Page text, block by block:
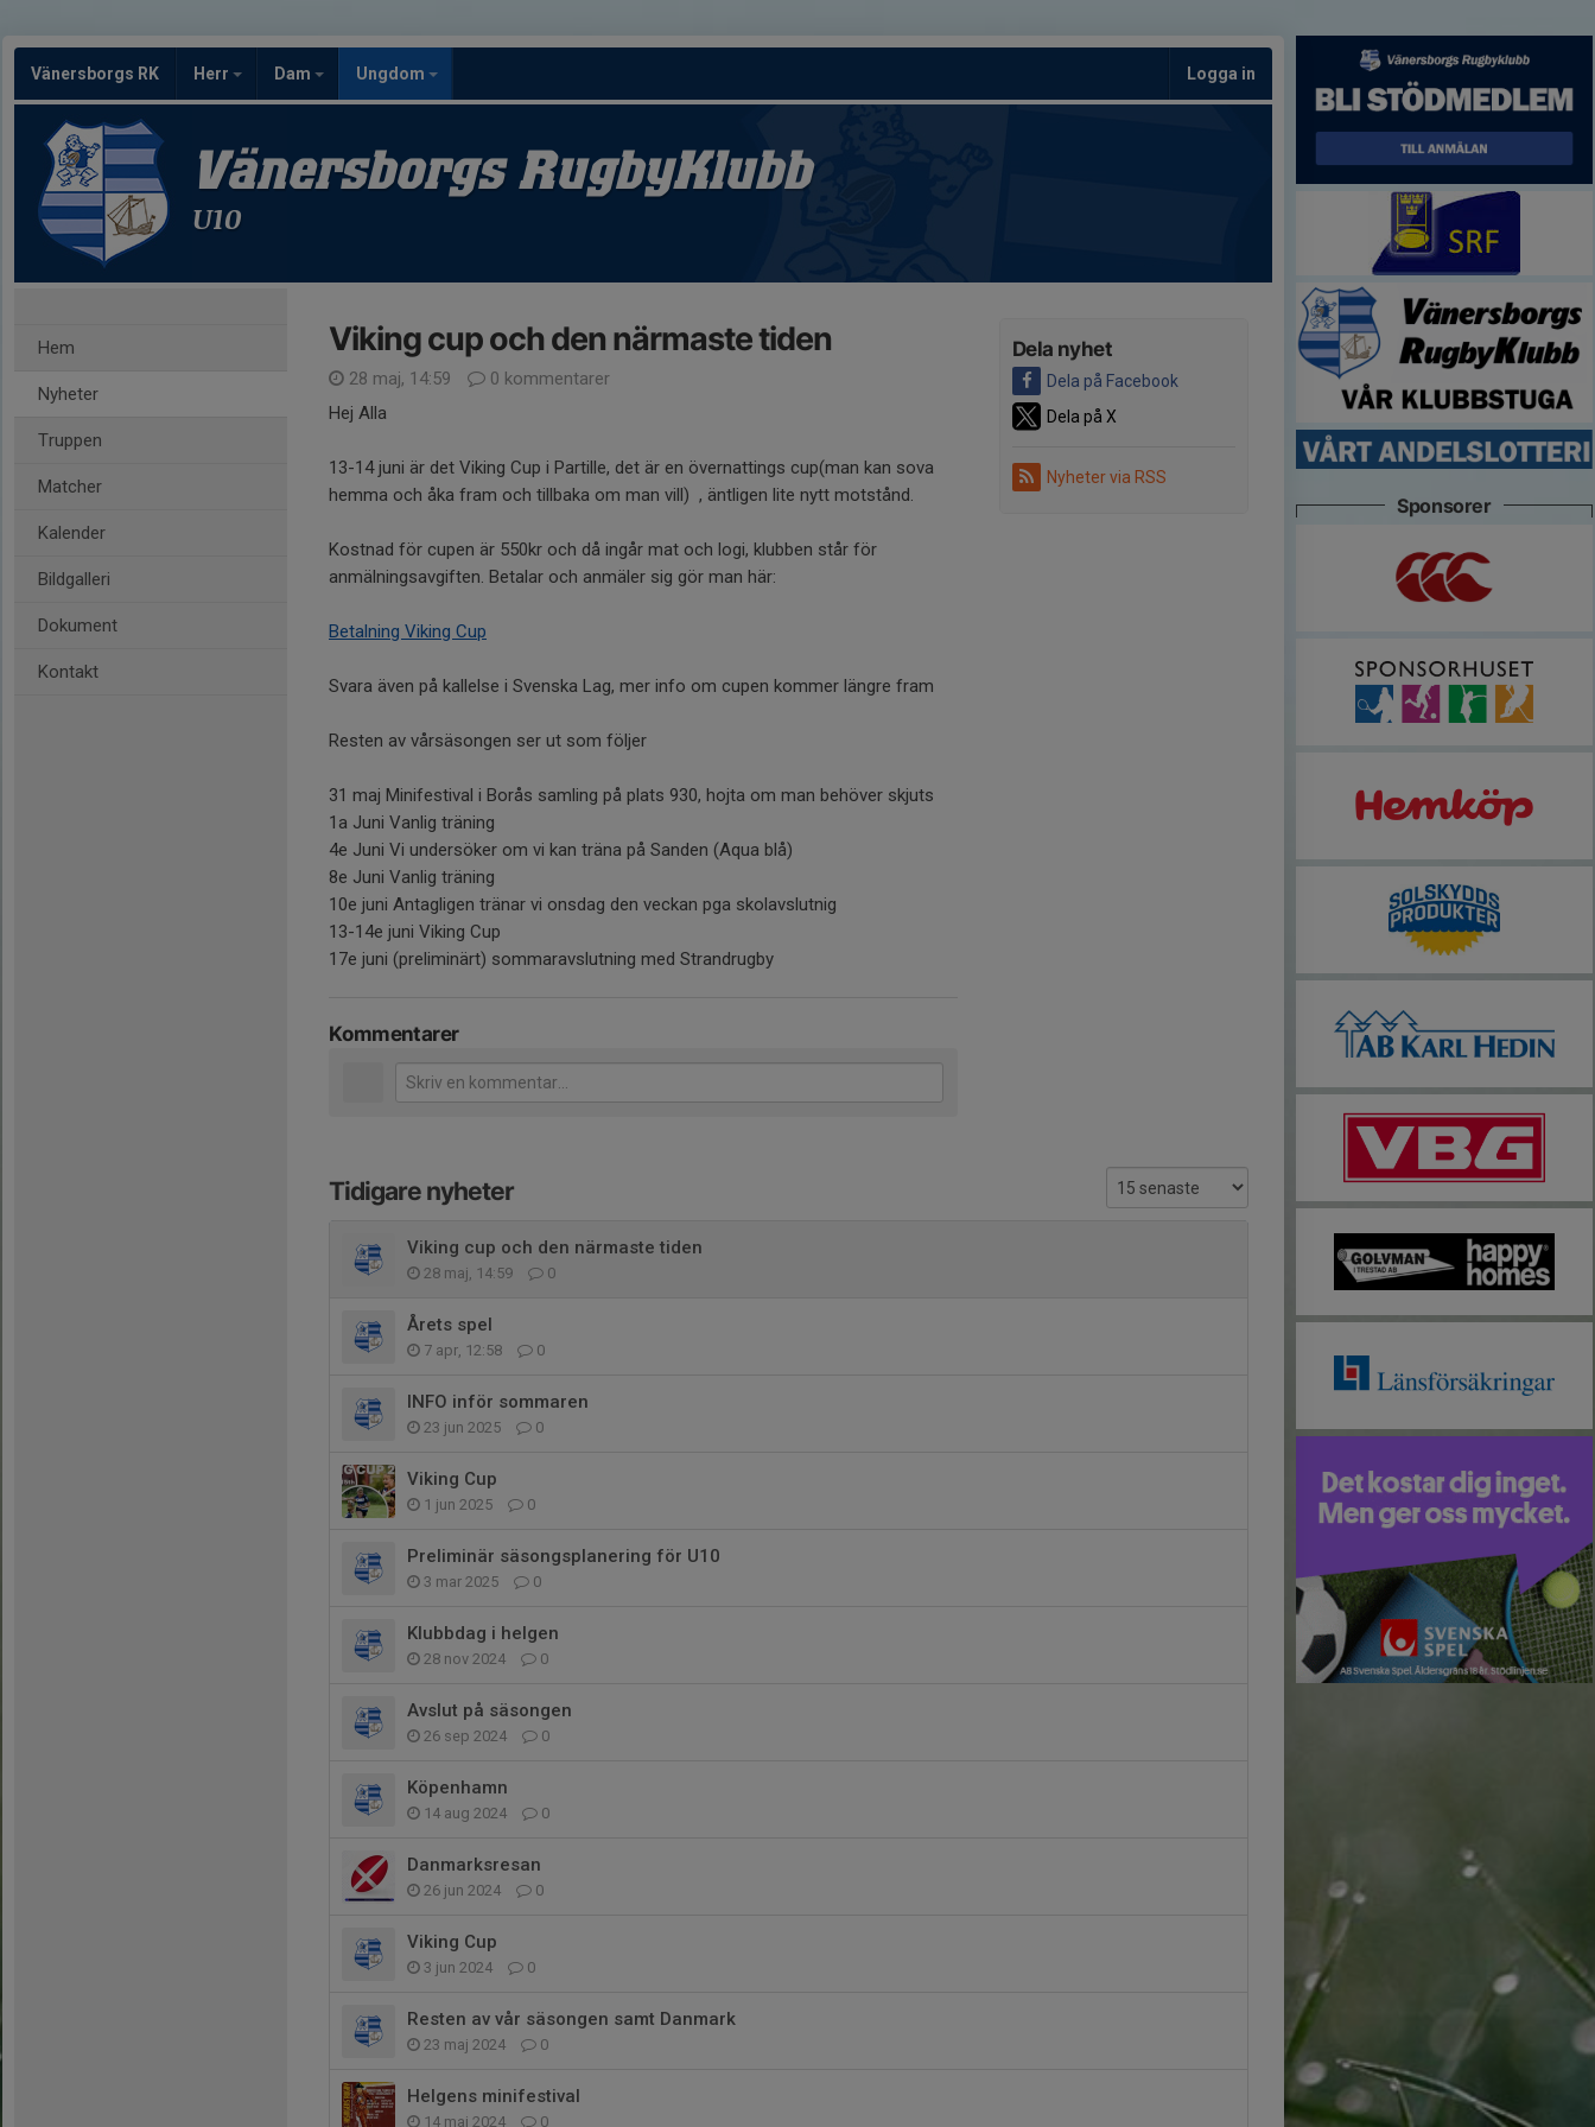
Vänersborgs RK Herr Dam Ungdom Logga in
Vänersborgs RugbyKlubb
U10
Hem
Nyheter
Truppen
Matcher
Kalender
Bildgalleri
Dokument
Kontakt
Dela nyhet
Dela på Facebook
Dela på X
Nyheter via RSS
Viking cup och den närmaste tiden
28 maj, 14:59
0 kommentarer
Hej Alla
13-14 juni är det Viking Cup i Partille, det är en övernattings cup(man kan sova
hemma och åka fram och tillbaka om man vill) , äntligen lite nytt motstånd.
Kostnad för cupen är 550kr och då ingår mat och logi, klubben står för
anmälningsavgiften. Betalar och anmäler sig gör man här:
Betalning Viking Cup
Svara även på kallelse i Svenska Lag, mer info om cupen kommer längre fram
Resten av vårsäsongen ser ut som följer
31 maj Minifestival i Borås samling på plats 930, hojta om man behöver skjuts
1a Juni Vanlig träning
4e Juni Vi undersöker om vi kan träna på Sanden (Aqua blå)
8e Juni Vanlig träning
10e juni Antagligen tränar vi onsdag den veckan pga skolavslutnig
13-14e juni Viking Cup
17e juni (preliminärt) sommaravslutning med Strandrugby
Kommentarer
Tidigare nyheter
Viking cup och den närmaste tiden
28 maj, 14:59 0
Årets spel
7 apr, 12:58 0
INFO inför sommaren
23 jun 2025 0
Viking Cup
1 jun 2025 0
Preliminär säsongsplanering för U10
3 mar 2025 0
Klubbdag i helgen
28 nov 2024 0
Avslut på säsongen
26 sep 2024 0
Köpenhamn
14 aug 2024 0
Danmarksresan
26 jun 2024 0
Viking Cup
3 jun 2024 0
Resten av vår säsongen samt Danmark
23 maj 2024 0
Helgens minifestival
14 maj 2024 0
Sponsorer